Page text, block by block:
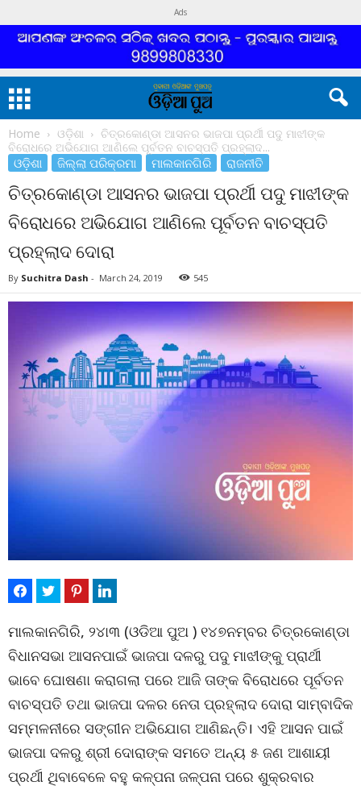
Ads
Home ଓଡ଼ିଶା
ଚିତ୍ରକୋଣ୍ଡା ଆସନର ଭାଜପା ପ୍ରର୍ଥୀ ପଦୁ ମାଝୀଙ୍କ
ବିରୋଧରେ ଅଭିଯୋଗ ଆଣିଲେ ପୂର୍ବତନ ବାଚସ୍ପତି ପ୍ରହ୍ଲାଦ...
ଓଡ଼ିଶା ଜିଲ୍ଲା ପରିକ୍ରମା ମାଲକାନଗିରି ରାଜନୀତି
ଚିତ୍ରକୋଣ୍ଡା ଆସନର ଭାଜପା ପ୍ରର୍ଥୀ ପଦୁ ମାଝୀଙ୍କ
ବିରୋଧରେ ଅଭିଯୋଗ ଆଣିଲେ ପୂର୍ବତନ ବାଚସ୍ପତି
ପ୍ରହ୍ଲାଦ ଦୋରା
By Suchitra Dash - March 24, 2019 545
ମାଲକାନଗିରି, ୨୪ା୩ (ଓଡିଆ ପୁଅ ) ୧୪୭ନମ୍ବର ଚିତ୍ରକୋଣ୍ଡା
ବିଧାନସଭା ଆସନପାଇଁ ଭାଜପା ଦଳରୁ ପଦୁ ମାଝୀଙ୍କୁ ପ୍ରାର୍ଥୀ
ଭାବେ ଘୋଷଣା କରାଗଲା ପରେ ଆଜି ତାଙ୍କ ବିରୋଧରେ ପୂର୍ବତନ
ବାଚସ୍ପତି ତଥା ଭାଜପା ଦଳର ନେତା ପ୍ରହ୍ଲାଦ ଦୋରା ସାମ୍ବାଦିକ
ସମ୍ମଳନୀରେ ସଙ୍ଗୀନ ଅଭିଯୋଗ ଆଣିଛନ୍ତି। ଏହି ଆସନ ପାଇଁ
ଭାଜପା ଦଳରୁ ଶ୍ରୀ ଦୋରାଙ୍କ ସମତେ ଅନ୍ୟ ୫ ଜଣ ଆଶାୟୀ
ପ୍ରର୍ଥୀ ଥିବାବେଳେ ବହୁ କଳ୍ପନା ଜଳ୍ପନା ପରେ ଶୁକ୍ରବାର